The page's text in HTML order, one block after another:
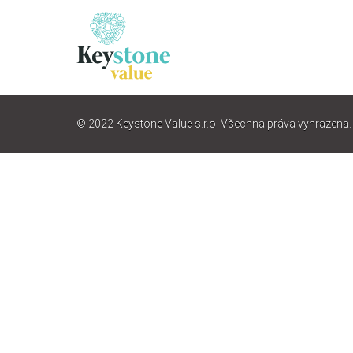
© 2022 Keystone Value s.r.o. Všechna práva vyhrazena.